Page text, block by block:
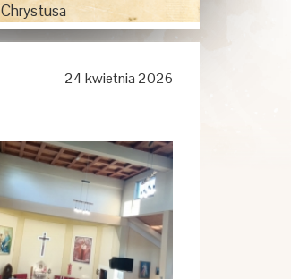
do Najświętszego
miesiśca - po wieczornej
pierwszo-
z rozważaniami przez
Matki Bożej Fatimskiej)
o godz. 17.00
24 kwietnia 2026